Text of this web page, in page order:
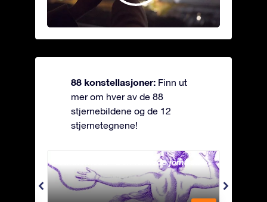
88 konstellasjoner: Finn ut
mer om hver av de 88
stjernebildene og de 12
stjernetegnene!
Andromeda - Den lenkede jomfrua